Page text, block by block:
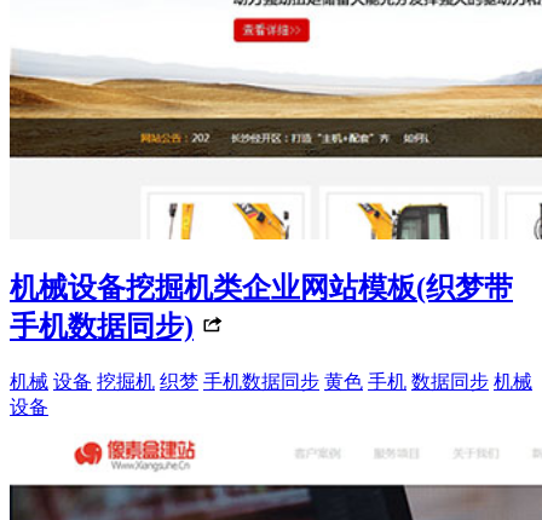
机械设备挖掘机类企业网站模板(织梦带
手机数据同步)
机械 设备 挖掘机 织梦 手机数据同步 黄色 手机 数据同步 机械
设备